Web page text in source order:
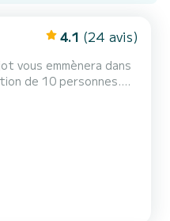
4.1 (24 avis)
vous emmènera dans
l'eau dans les